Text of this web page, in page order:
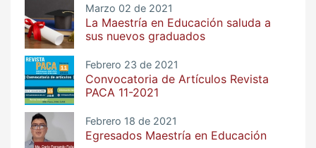
Marzo 02 de 2021
La Maestría en Educación saluda a
sus nuevos graduados
Febrero 23 de 2021
Convocatoria de Artículos Revista
PACA 11-2021
Febrero 18 de 2021
Egresados Maestría en Educación